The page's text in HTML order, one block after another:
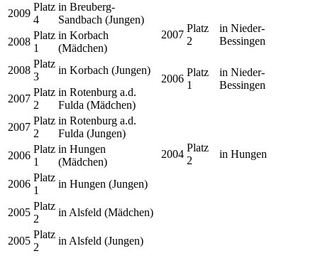
2009
Platz
4
in Breuberg-
Sandbach (Jungen)
2008
Platz
1
in Korbach
(Mädchen)
2008
Platz
3
in Korbach (Jungen)
2007
Platz
2
in Rotenburg a.d.
Fulda (Mädchen)
2007
Platz
2
in Rotenburg a.d.
Fulda (Jungen)
2006
Platz
1
in Hungen
(Mädchen)
2006
Platz
1
in Hungen (Jungen)
2005
Platz
2
in Alsfeld (Mädchen)
2005
Platz
2
in Alsfeld (Jungen)
2007
Platz
2
in Nieder-
Bessingen
2006
Platz
1
in Nieder-
Bessingen
2004
Platz
2
in Hungen